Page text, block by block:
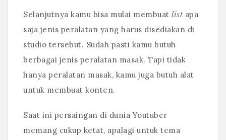
Selanjutnya kamu bisa mulai membuat list apa
saja jenis peralatan yang harus disediakan di
studio tersebut. Sudah pasti kamu butuh
berbagai jenis peralatan masak. Tapi tidak
hanya peralatan masak, kamu juga butuh alat
untuk membuat konten.
Saat ini persaingan di dunia Youtuber
memang cukup ketat, apalagi untuk tema